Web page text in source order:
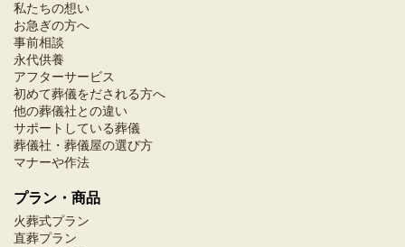
私たちの想い
お急ぎの方へ
事前相談
永代供養
アフターサービス
初めて葬儀をだされる方へ
他の葬儀社との違い
サポートしている葬儀
葬儀社・葬儀屋の選び方
マナーや作法
プラン・商品
火葬式プラン
直葬プラン